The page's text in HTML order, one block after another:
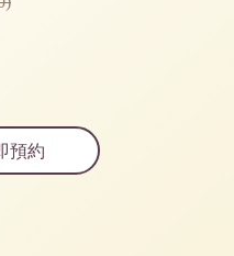
預約